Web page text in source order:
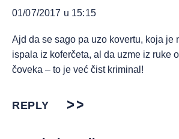
01/07/2017 u 15:15
Ajd da se sago pa uzo kovertu, koja je
ispala iz koferčeta, al da uzme iz ruke
čoveka – to je već čist kriminal!
REPLY